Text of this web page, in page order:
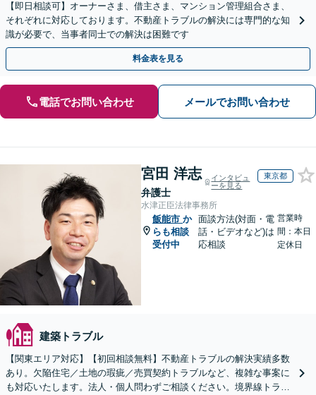
【即日相談可】オーナーさま、借主さま、マンション管理組合さま、
それぞれに対応しております。不動産トラブルの解決には専門的な知
識が必要で、当事者同士での解決は困難です
料金表を見る
電話でお問い合わせ メールでお問い合わせ
宮田 洋志
弁護士
インタビュ
ーを見る
東京都
水津正臣法律事務所
飯能市 か
らも相談
受付中
面談方法(対面・電
話・ビデオなど)は
応相談
営業時
間：本日
定休日
建築トラブル
【関東エリア対応】【初回相談無料】不動産トラブルの解決実績多数
あり。欠陥住宅／土地の瑕疵／売買契約トラブルなど、複雑な事案に
も対応いたします。法人・個人問わずご相談ください。境界線トラブ